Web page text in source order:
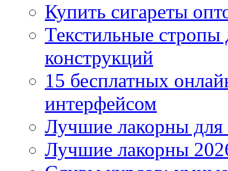
Купить сигареты
Текстильные
конструкций
15 бесплатных
интерфейсом
Лучшие лакорны для
Лучшие лакорны